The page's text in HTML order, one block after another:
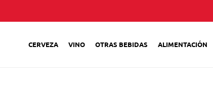
CERVEZA VINO OTRAS BEBIDAS ALIMENTACIÓN